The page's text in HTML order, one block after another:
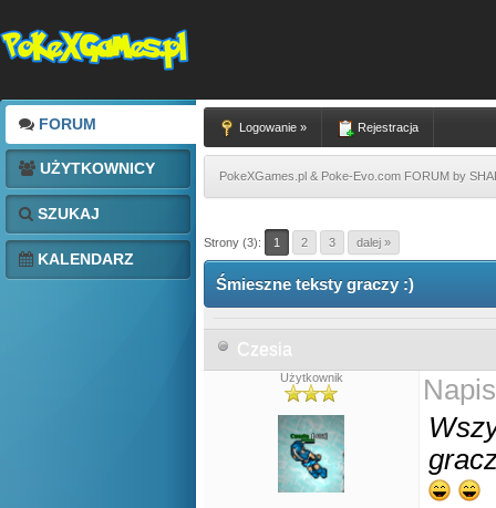
FORUM
UŻYTKOWNICY
SZUKAJ
KALENDARZ
Logowanie » Rejestracja
PokeXGames.pl & Poke-Evo.com FORUM by
Strony (3): 1 2 3 dalej »
Śmieszne teksty graczy :)
Czesia
Użytkownik